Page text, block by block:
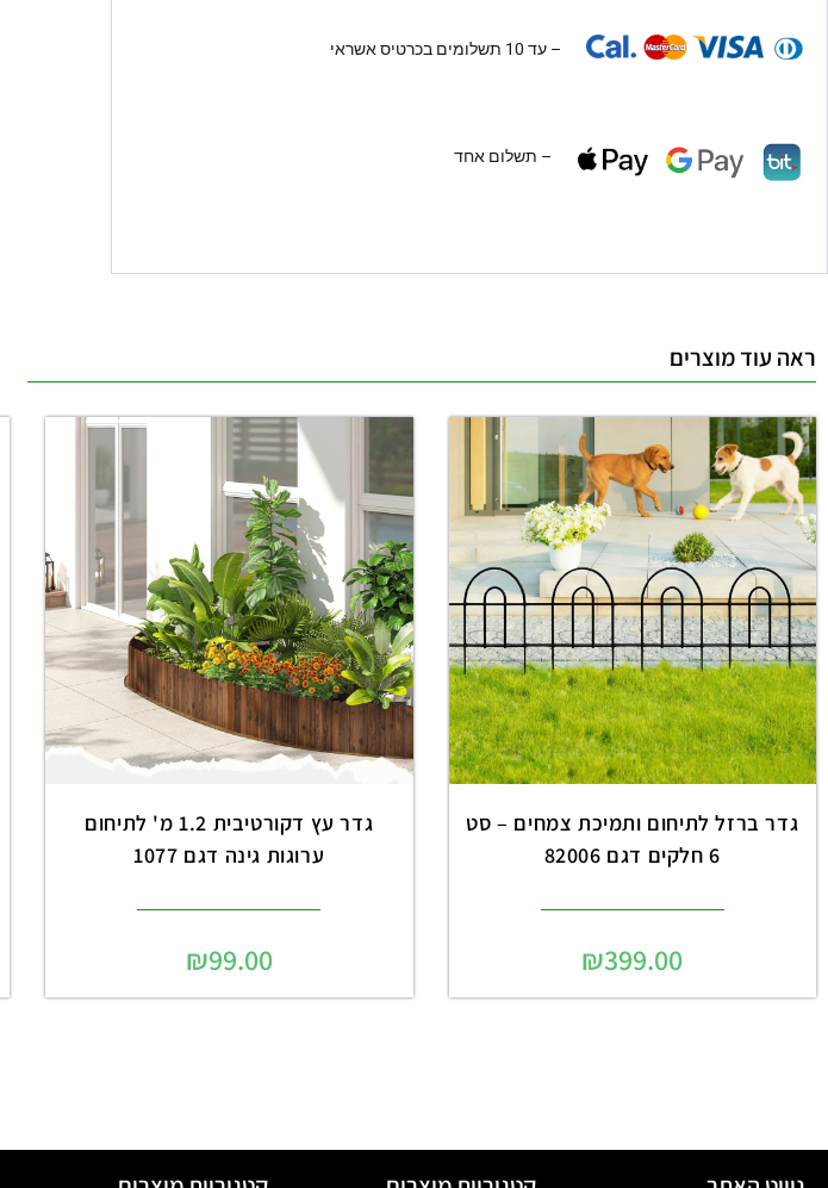
– עד 10 תשלומים בכרטיס אשראי
– תשלום אחד
ראה עוד מוצרים
גדר ברזל לתיחום ותמיכת צמחים – סט
6 חלקים דגם 82006
₪399.00
גדר עץ דקורטיבית 1.2 מ' לתיחום
ערוגות גינה דגם 1077
₪99.00